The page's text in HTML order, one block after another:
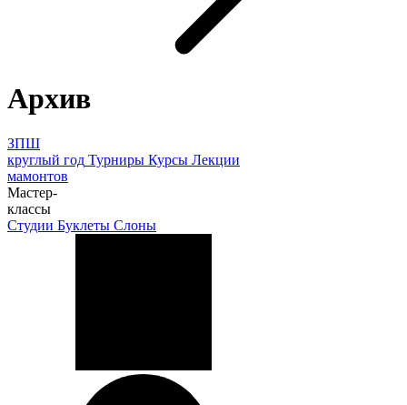
Архив
ЗПШ
круглый год Турниры Курсы Лекции
мамонтов
Мастер-
классы
Студии Буклеты Слоны